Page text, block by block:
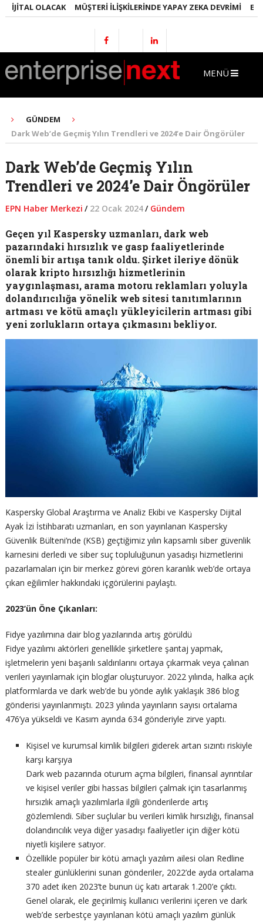
OLACAK MÜŞTERI İLIŞKILERINDE YAPAY ZEKA DEVRIMI
MENÜ
GÜNDEM
Dark Web’de Geçmiş Yılın Trendleri ve 2024’e Dair Öngörüler
Dark Web’de Geçmiş Yılın
Trendleri ve 2024’e Dair Öngörüler
EPN Haber Merkezi / 22 Ocak 2024/ Gündem
Geçen yıl Kaspersky uzmanları, dark web
pazarındaki hırsızlık ve gasp faaliyetlerinde
önemli bir artışa tanık oldu. Şirket ileriye dönük
olarak kripto hırsızlığı hizmetlerinin
yaygınlaşması, arama motoru reklamları yoluyla
dolandırıcılığa yönelik web sitesi tanıtımlarının
artması ve kötü amaçlı yükleyicilerin artması gibi
yeni zorlukların ortaya çıkmasını bekliyor.
Kaspersky Global Araştırma ve Analiz Ekibi ve Kaspersky Dijital
Ayak İzi İstihbaratı uzmanları, en son yayınlanan Kaspersky
Güvenlik Bülteni’nde (KSB) geçtiğimiz yılın kapsamlı siber güvenlik
karnesini derledi ve siber suç topluluğunun yasadışı hizmetlerini
pazarlamaları için bir merkez görevi gören karanlık web’de ortaya
çıkan eğilimler hakkındaki içgörülerini paylaştı.
2023’ün Öne Çıkanları:
Fidye yazılımına dair blog yazılarında artış görüldü
Fidye yazılımı aktörleri genellikle şirketlere şantaj yapmak,
işletmelerin yeni başarılı saldırılarını ortaya çıkarmak veya çalınan
verileri yayınlamak için bloglar oluşturuyor. 2022 yılında, halka açık
platformlarda ve dark web’de bu yönde aylık yaklaşık 386 blog
gönderisi yayınlanmıştı. 2023 yılında yayınların sayısı ortalama
476’ya yükseldi ve Kasım ayında 634 gönderiyle zirve yaptı.
Kişisel ve kurumsal kimlik bilgileri giderek artan sızıntı riskiyle
karşı karşıya
Dark web pazarında oturum açma bilgileri, finansal ayrıntılar
ve kişisel veriler gibi hassas bilgileri çalmak için tasarlanmış
hırsızlık amaçlı yazılımlarla ilgili gönderilerde artış
gözlemlendi. Siber suçlular bu verileri kimlik hırsızlığı, finansal
dolandırıcılık veya diğer yasadışı faaliyetler için diğer kötü
niyetli kişilere satıyor.
Özellikle popüler bir kötü amaçlı yazılım ailesi olan Redline
stealer günlüklerini sunan gönderiler, 2022’de ayda ortalama
370 adet iken 2023’te bunun üç katı artarak 1.200’e çıktı.
Genel olarak, ele geçirilmiş kullanıcı verilerini içeren ve dark
web’de serbestçe yayınlanan kötü amaçlı yazılım günlük